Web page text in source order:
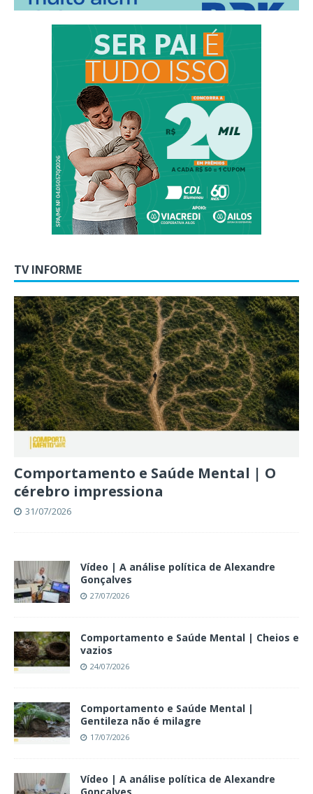
TV INFORME
Comportamento e Saúde Mental | O
cérebro impressiona
31/07/2026
Vídeo | A análise política de Alexandre
Gonçalves
27/07/2026
Comportamento e Saúde Mental | Cheios e
vazios
24/07/2026
Comportamento e Saúde Mental |
Gentileza não é milagre
17/07/2026
Vídeo | A análise política de Alexandre